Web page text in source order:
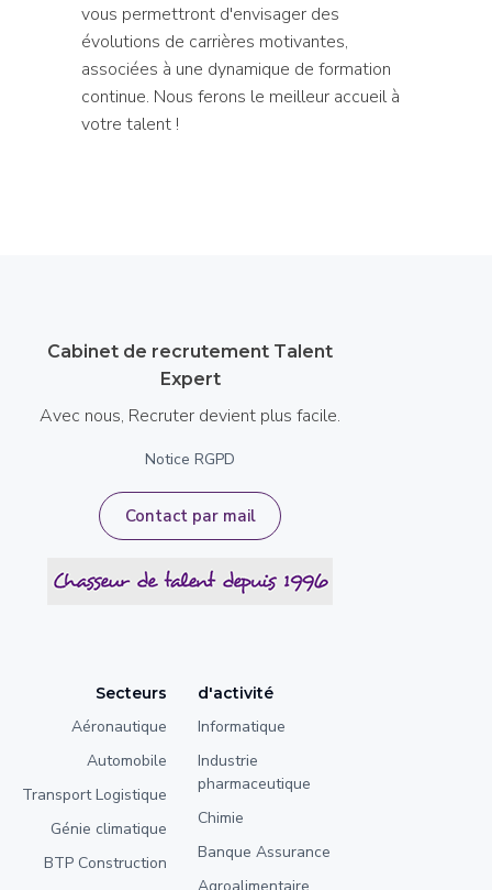
vous permettront d'envisager des
évolutions de carrières motivantes,
associées à une dynamique de formation
continue. Nous ferons le meilleur accueil à
votre talent !
Cabinet de recrutement Talent
Expert
Avec nous, Recruter devient plus facile.
Notice RGPD
Contact par mail
Secteurs
Aéronautique
Automobile
Transport Logistique
Génie climatique
BTP Construction
d'activité
Informatique
Industrie
pharmaceutique
Chimie
Banque Assurance
Agroalimentaire